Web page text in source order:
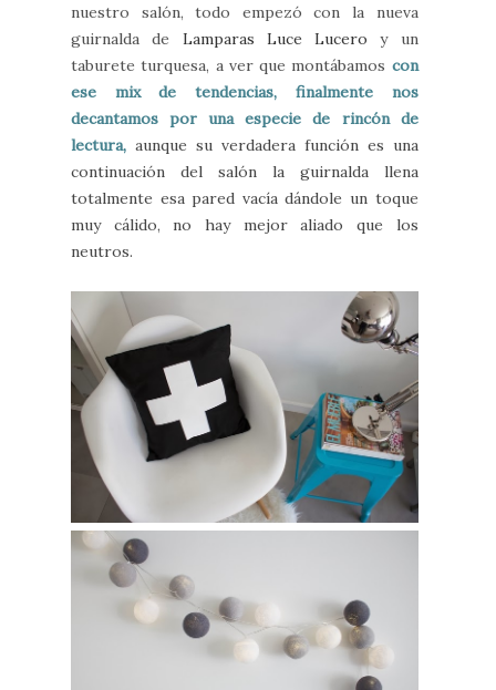
nuestro salón, todo empezó con la nueva
guirnalda de Lamparas Luce Lucero y un
taburete turquesa, a ver que montábamos con
ese mix de tendencias, finalmente nos
decantamos por una especie de rincón de
lectura, aunque su verdadera función es una
continuación del salón la guirnalda llena
totalmente esa pared vacía dándole un toque
muy cálido, no hay mejor aliado que los
neutros.